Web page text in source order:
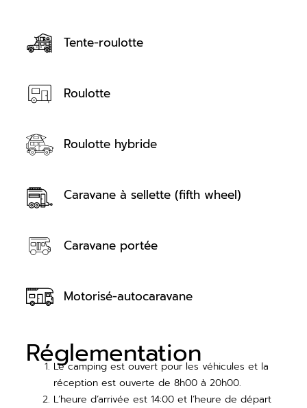
Tente-roulotte
Roulotte
Roulotte hybride
Caravane à sellette (fifth wheel)
Caravane portée
Motorisé-autocaravane
Réglementation
Le camping est ouvert pour les véhicules et la
réception est ouverte de 8h00 à 20h00.
L’heure d’arrivée est 14:00 et l’heure de départ